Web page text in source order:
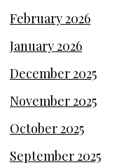
February 2026
January 2026
December 2025
November 2025
October 2025
September 2025